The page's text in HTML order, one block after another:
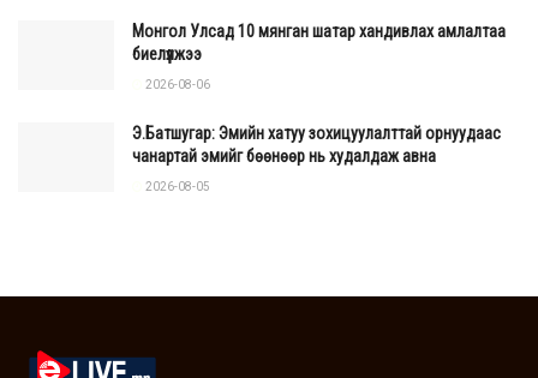
Монгол Улсад 10 мянган шатар хандивлах амлалтаа
биелүүлжээ
2026-08-06
Э.Батшугар: Эмийн хатуу зохицуулалттай орнуудаас
чанартай эмийг бөөнөөр нь худалдаж авна
2026-08-05